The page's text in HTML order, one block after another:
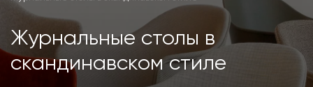
Журнальные столы в
скандинавском стиле